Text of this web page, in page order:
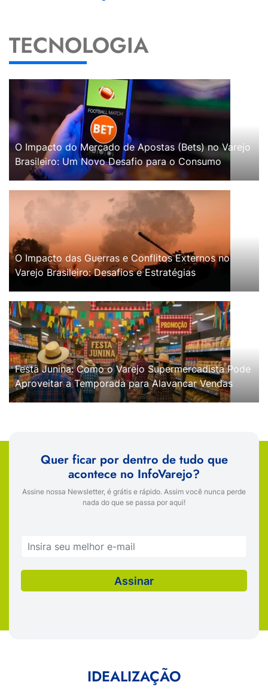
TECNOLOGIA
O Impacto do Mercado de Apostas (Bets) no Varejo
Brasileiro: Um Novo Desafio para o Consumo
O Impacto das Guerras e Conflitos Externos no
Varejo Brasileiro: Desafios e Estratégias
Festa Junina: Como o Varejo Supermercadista Pode
Aproveitar a Temporada para Alavancar Vendas
Quer ficar por dentro de tudo que
acontece no InfoVarejo?
Assine nossa Newsletter, é grátis e rápido. Assim você nunca perde
nada do que se passa por aqui!
IDEALIZAÇÃO